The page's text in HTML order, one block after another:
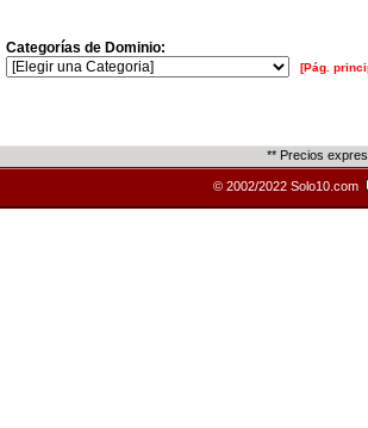
Categorías de Dominio:
[Pág.
** Precios
© 2002/2022 Solo10.com